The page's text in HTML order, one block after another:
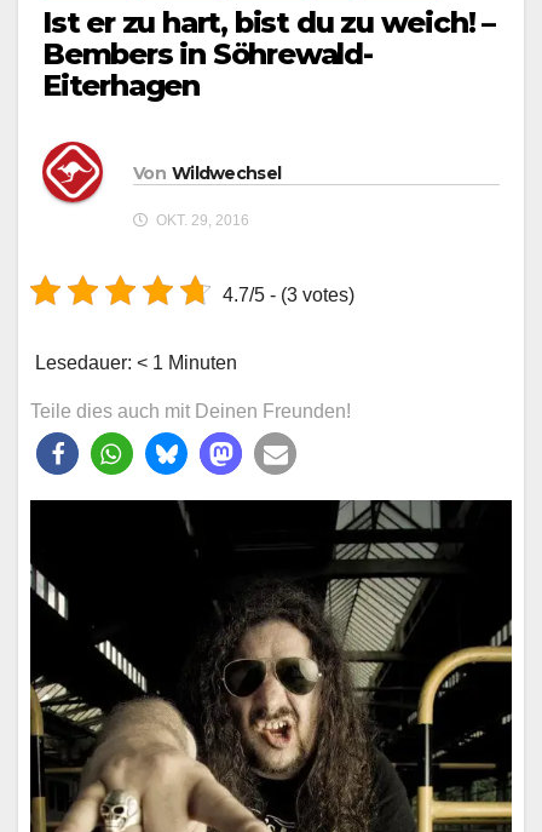
Ist er zu hart, bist du zu weich! –
Bembers in Söhrewald-
Eiterhagen
Von Wildwechsel
OKT. 29, 2016
4.7/5 - (3 votes)
Lesedauer: < 1 Minuten
Teile dies auch mit Deinen Freunden!